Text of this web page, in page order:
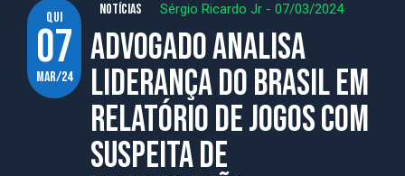
qui
07
mar/24
NOTÍCIAS Sérgio Ricardo Jr - 07/03/2024
Advogado analisa
liderança do Brasil em
relatório de jogos com
suspeita de